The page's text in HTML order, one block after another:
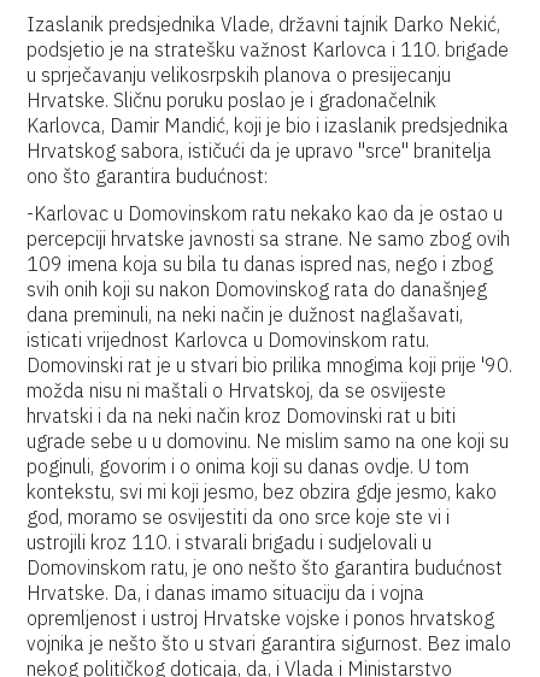
Izaslanik predsjednika Vlade, državni tajnik Darko Nekić,
podsjetio je na stratešku važnost Karlovca i 110. brigade
u sprječavanju velikosrpskih planova o presijecanju
Hrvatske. Sličnu poruku poslao je i gradonačelnik
Karlovca, Damir Mandić, koji je bio i izaslanik predsjednika
Hrvatskog sabora, ističući da je upravo "srce" branitelja
ono što garantira budućnost:
-Karlovac u Domovinskom ratu nekako kao da je ostao u
percepciji hrvatske javnosti sa strane. Ne samo zbog ovih
109 imena koja su bila tu danas ispred nas, nego i zbog
svih onih koji su nakon Domovinskog rata do današnjeg
dana preminuli, na neki način je dužnost naglašavati,
isticati vrijednost Karlovca u Domovinskom ratu.
Domovinski rat je u stvari bio prilika mnogima koji prije '90.
možda nisu ni maštali o Hrvatskoj, da se osvijeste
hrvatski i da na neki način kroz Domovinski rat u biti
ugrade sebe u u domovinu. Ne mislim samo na one koji su
poginuli, govorim i o onima koji su danas ovdje. U tom
kontekstu, svi mi koji jesmo, bez obzira gdje jesmo, kako
god, moramo se osvijestiti da ono srce koje ste vi i
ustrojili kroz 110. i stvarali brigadu i sudjelovali u
Domovinskom ratu, je ono nešto što garantira budućnost
Hrvatske. Da, i danas imamo situaciju da i vojna
opremljenost i ustroj Hrvatske vojske i ponos hrvatskog
vojnika je nešto što u stvari garantira sigurnost. Bez imalo
nekog političkog doticaja, da, i Vlada i Ministarstvo